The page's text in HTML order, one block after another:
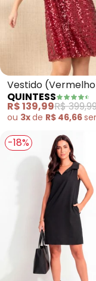
Vestido
Paetê
QUINTESS
R$ 139,99R$
ou 3xde R$ 46,66
-18%